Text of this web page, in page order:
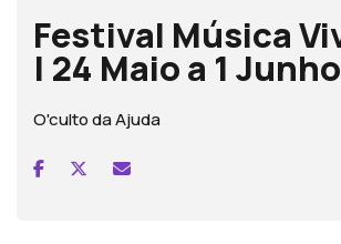
Festival Música
| 24 Maio a 1 Junho
O'culto da Ajuda